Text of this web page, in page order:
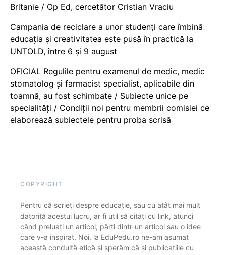
Britanie / Op Ed, cercetător Cristian Vraciu
Campania de reciclare a unor studenți care îmbină
educația și creativitatea este pusă în practică la
UNTOLD, între 6 și 9 august
OFICIAL Regulile pentru examenul de medic, medic
stomatolog și farmacist specialist, aplicabile din
toamnă, au fost schimbate / Subiecte unice pe
specialități / Condiții noi pentru membrii comisiei ce
elaborează subiectele pentru proba scrisă
COPYRIGHT
Pentru că scrieți despre educație, sau cu atât mai mult
datorită acestui lucru, ar fi util să citați cu link, atunci
când preluați un articol, părți dintr-un articol sau o idee
care v-a inspirat. Noi, la EduPedu.ro ne-am asumat
această conduită etică și sperăm că și publicațiile cu